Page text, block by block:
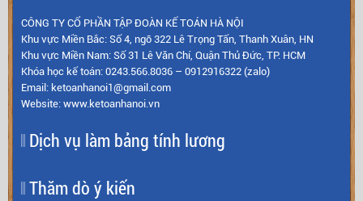
CÔNG TY CỔ PHẦN TẬP ĐOÀN KẾ TOÁN HÀ NỘI
Khu vực Miền Bắc: Số 4, ngõ 322 Lê Trọng Tấn, Thanh Xuân, HN
Khu vực Miền Nam: Số 31 Lê Văn Chí, Quận Thủ Đức, TP. HCM
Khóa học kế toán: 0243.566.8036 – 0912916322 (zalo)
Email: ketoanhanoi1@gmail.com
Website: www.ketoanhanoi.vn
Dịch vụ làm bảng tính lương
Thăm dò ý kiến